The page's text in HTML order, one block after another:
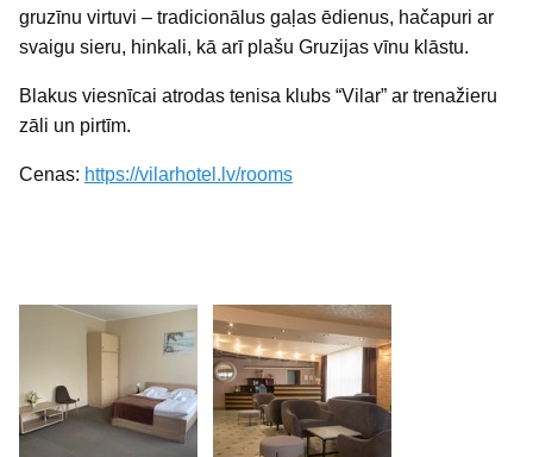
gruzīnu virtuvi – tradicionālus gaļas ēdienus, hačapuri ar
svaigu sieru, hinkali, kā arī plašu Gruzijas vīnu klāstu.
Blakus viesnīcai atrodas tenisa klubs “Vilar” ar trenažieru
zāli un pirtīm.
Cenas: https://vilarhotel.lv/rooms